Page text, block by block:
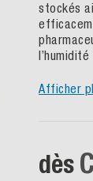
stockés
Afficher
dès